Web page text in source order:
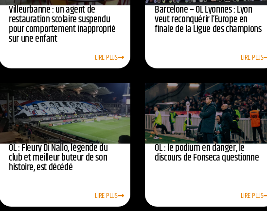
Villeurbanne : un agent de
restauration scolaire suspendu
pour comportement inapproprié
sur une enfant
LIRE PLUS
Barcelone – OL Lyonnes : Lyon
veut reconquérir l’Europe en
finale de la Ligue des champions
LIRE PLUS
OL : Fleury Di Nallo, légende du
club et meilleur buteur de son
histoire, est décédé
LIRE PLUS
OL : le podium en danger, le
discours de Fonseca questionne
LIRE PLUS